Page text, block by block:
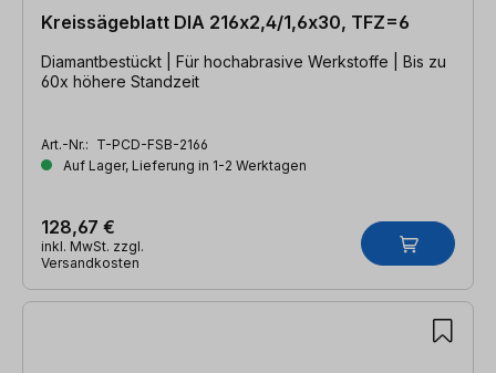
Kreissägeblatt DIA 216x2,4/1,6x30, TFZ=6
Diamantbestückt | Für hochabrasive Werkstoffe | Bis zu
60x höhere Standzeit
Art.-Nr.: T-PCD-FSB-2166
Auf Lager, Lieferung in 1-2 Werktagen
128,67 €
inkl. MwSt. zzgl.
Versandkosten